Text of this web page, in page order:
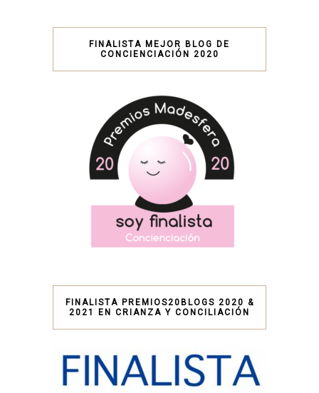
FINALISTA MEJOR BLOG DE
CONCIENCIACIÓN 2020
FINALISTA PREMIOS20BLOGS 2020 &
2021 EN CRIANZA Y CONCILIACIÓN